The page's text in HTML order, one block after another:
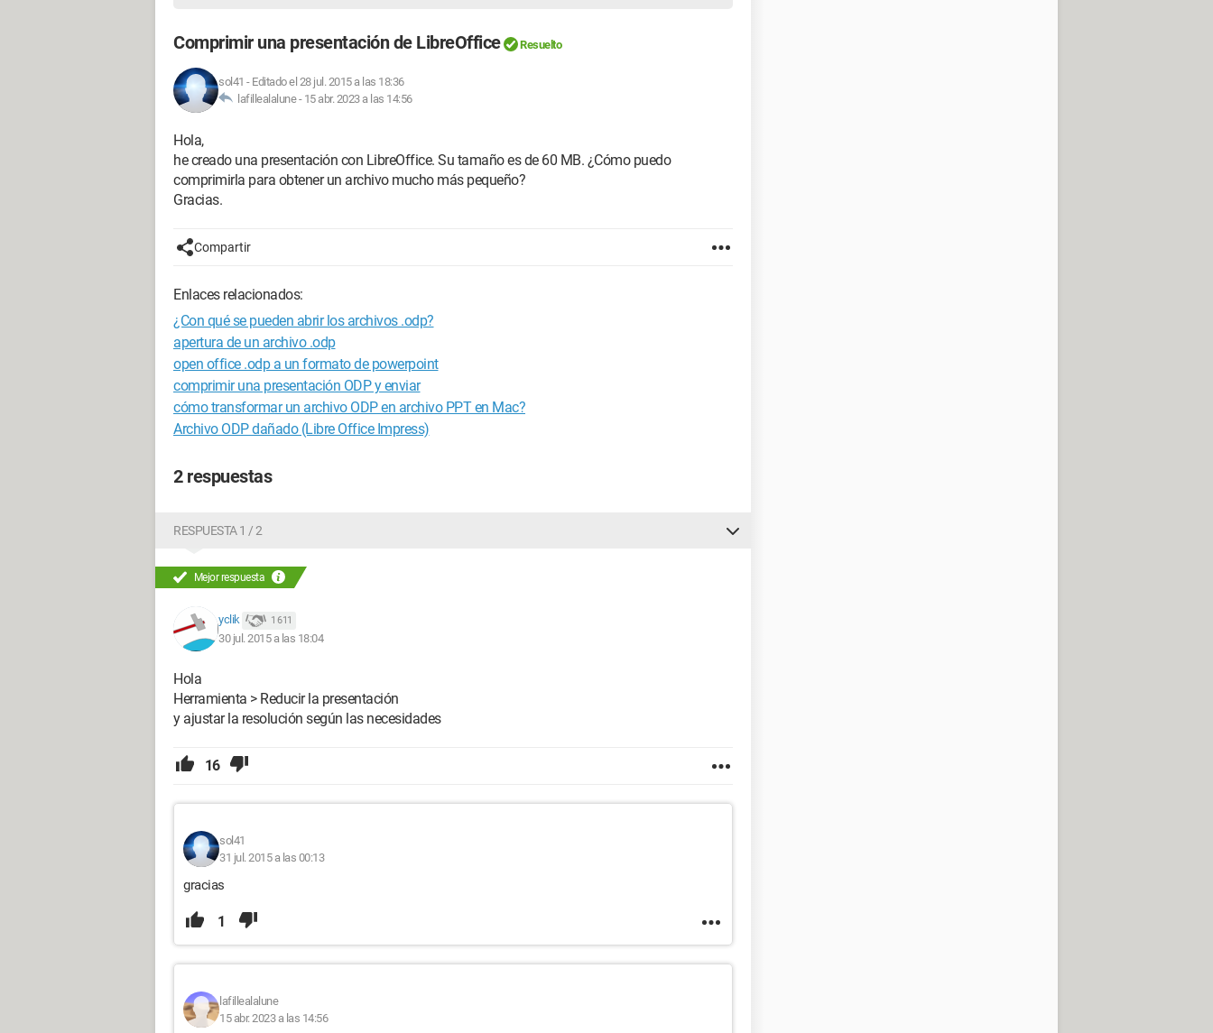
Comprimir una presentación de LibreOffice Resuelto
sol41 - Editado el 28 jul. 2015 a las 18:36
lafillealalune - 15 abr. 2023 a las 14:56
Hola,
he creado una presentación con LibreOffice. Su tamaño es de 60 MB. ¿Cómo puedo
comprimirla para obtener un archivo mucho más pequeño?
Gracias.
Compartir
Enlaces relacionados:
¿Con qué se pueden abrir los archivos .odp?
apertura de un archivo .odp
open office .odp a un formato de powerpoint
comprimir una presentación ODP y enviar
cómo transformar un archivo ODP en archivo PPT en Mac?
Archivo ODP dañado (Libre Office Impress)
2 respuestas
RESPUESTA 1 / 2
Mejor respuesta
yclik 1 611
30 jul. 2015 a las 18:04
Hola
Herramienta > Reducir la presentación
y ajustar la resolución según las necesidades
16
sol41
31 jul. 2015 a las 00:13
gracias
1
lafillealalune
15 abr. 2023 a las 14:56